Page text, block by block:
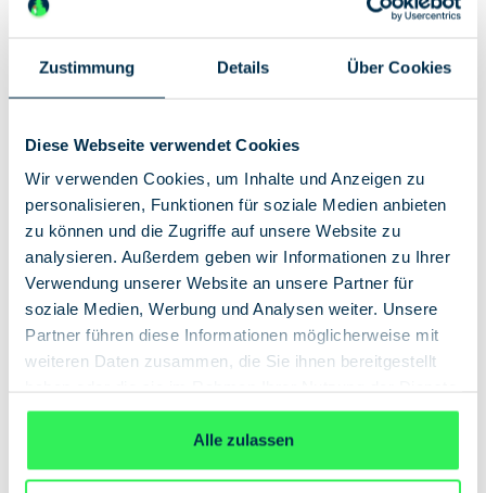
Zustimmung Details Über Cookies
Diese Webseite verwendet Cookies
Wir verwenden Cookies, um Inhalte und Anzeigen zu
personalisieren, Funktionen für soziale Medien anbieten
zu können und die Zugriffe auf unsere Website zu
analysieren. Außerdem geben wir Informationen zu Ihrer
Verwendung unserer Website an unsere Partner für
soziale Medien, Werbung und Analysen weiter. Unsere
Partner führen diese Informationen möglicherweise mit
weiteren Daten zusammen, die Sie ihnen bereitgestellt
gesammelt haben.Datenschutzerklärung
Alle zulassen
Nicht mehr verfügbar
Einzigartige Features:
Agentenkoffer
2 flexible Eintrittskarten
Beschreibung
angehenden Top-Spion mit zwei Tickets für das
Deutsche Spionagemuseum im coolen